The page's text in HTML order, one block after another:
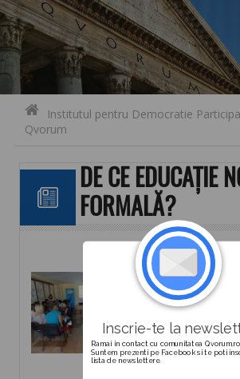
Contact
Skip to content
Institutul pentru Democratie
Qvorum
DE CE EDUCAȚIE
FORMALĂ?
Inscrie-te la
Ramai in contact cu comunitatea
Suntem prezenti pe Facebook si te poti
lista de newslettere.